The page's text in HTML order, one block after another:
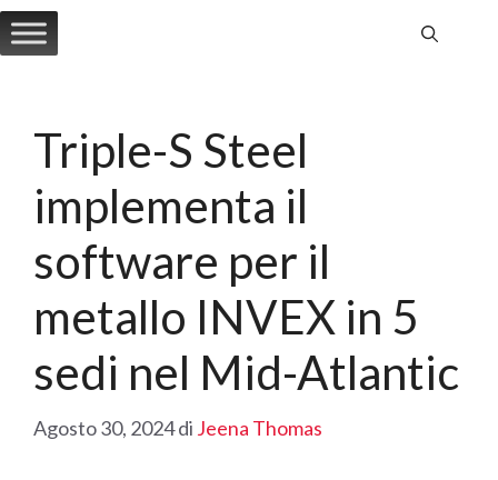
Vai
al
Triple-S Steel
implementa il
software per il
metallo INVEX in 5
sedi nel Mid-Atlantic
Agosto 30, 2024di Jeena Thomas